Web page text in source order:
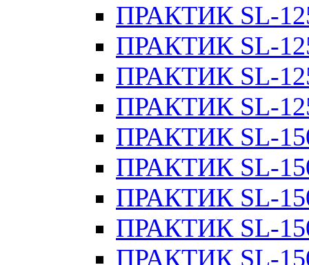
ПРАКТИК SL-
ПРАКТИК SL-
ПРАКТИК SL-
ПРАКТИК SL-
ПРАКТИК SL-
ПРАКТИК SL-
ПРАКТИК SL-
ПРАКТИК SL-
ПРАКТИК SL-